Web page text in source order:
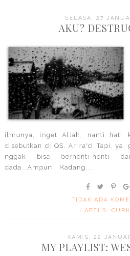
SELASA, 27
AKU?
ilmunya, inget Allah, nanti hati
disebutkan di QS. Ar ra'd. Tapi, ya,
nggak bisa berhenti-henti
dada...Ampun... Kadang...
TIDAK ADA
LABELS:
KAMIS, 22
MY PLAYLIST: